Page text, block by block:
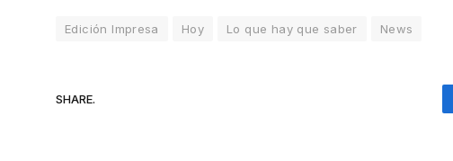
Edición Impresa Hoy Lo que hay que saber News
SHARE.